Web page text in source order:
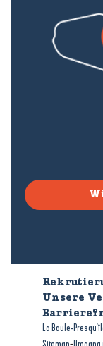
Unsere
La Baule-